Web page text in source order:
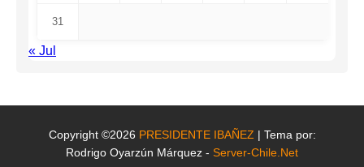
31
« Jul
Copyright ©2026 PRESIDENTE IBAÑEZ | Tema por:
Rodrigo Oyarzún Márquez - Server-Chile.Net